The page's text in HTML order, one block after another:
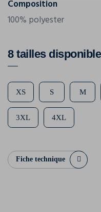
Composition
100% polyester
8 tailles
XS S M
3XL 4XL
Fiche technique